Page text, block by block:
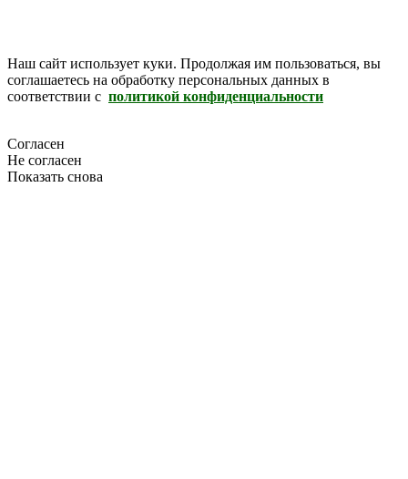
Наш сайт использует куки. Продолжая им пользоваться, вы
соглашаетесь на обработку персональных данных в
соответствии с политикой конфиденциальности
Согласен
Не согласен
Показать снова